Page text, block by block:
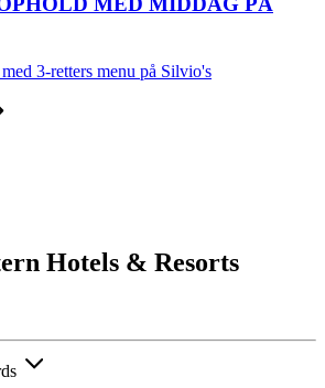
3-retters menu på Silvio's
Hotels & Resorts